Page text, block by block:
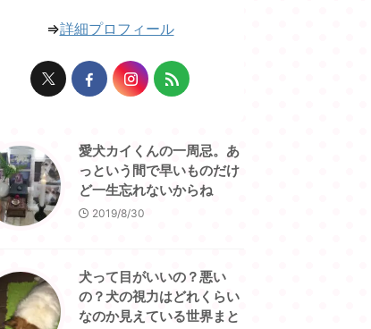
⇒詳細プロフィール
愛犬カイくんの一周忌。あ
っという間で早いものだけ
ど一生忘れないからね
2019/8/30
犬って目がいいの？悪い
の？犬の視力はどれくらい
なのか見えている世界まと